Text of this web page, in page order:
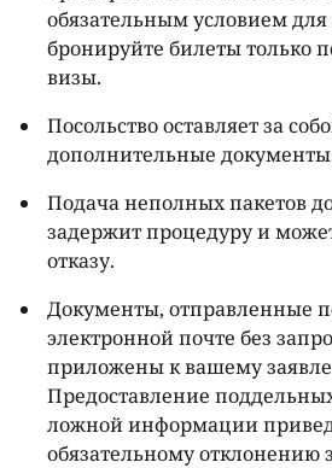
обязательным условием
бронируйте билеты только
визы.
Посольство оставляет за
дополнительные
Подача неполных пакетов
задержит процедуру и
отказу.
Документы, отправленные
электронной почте без
приложены к вашему
Предоставление
ложной информации
обязательному отклонению